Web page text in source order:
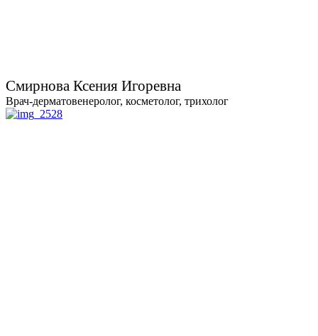
Смирнова Ксения Игоревна
Врач-дерматовенеролог, косметолог, трихолог